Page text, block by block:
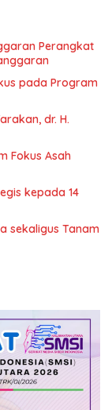
Perangkat
pada Program
dr. H.
Fokus Asah
kepada 14
sekaligus Tanam